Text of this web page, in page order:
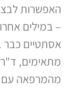
האפשרות
– במילים
אסתטיים כבר
מתאימים,
מהמרפאה עם